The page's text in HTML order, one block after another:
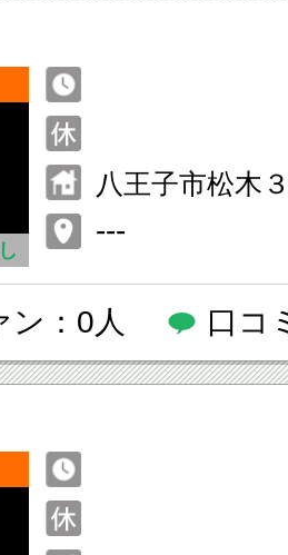
八王子市松木
---
ン：0人 口コ